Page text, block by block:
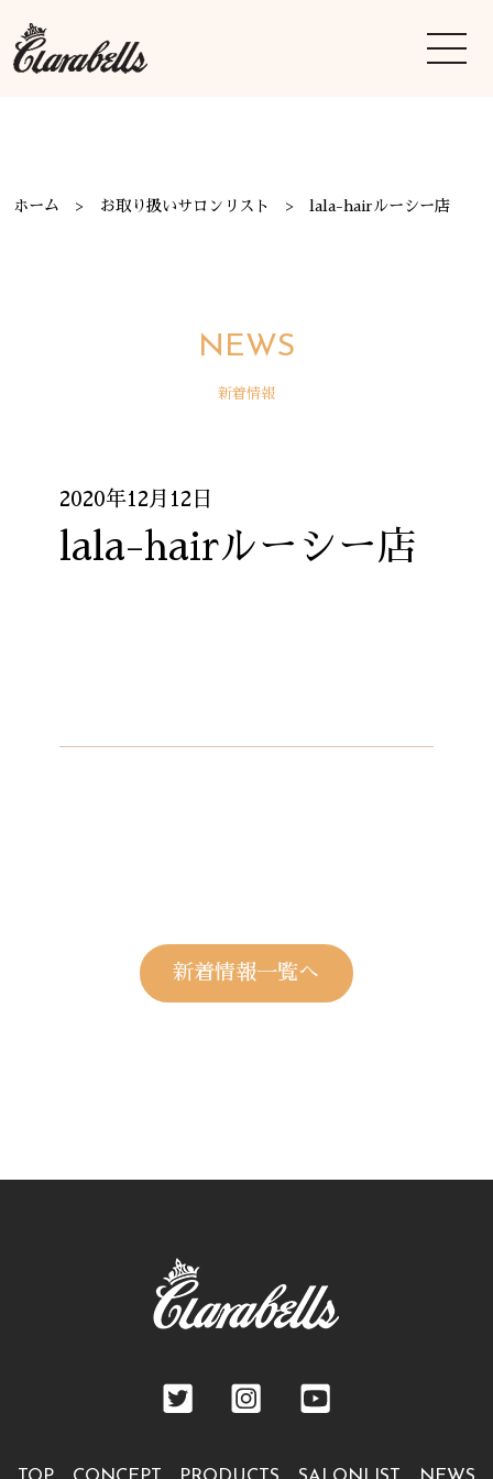
ホーム お取り扱いサロンリスト lala-hairルーシー店
NEWS
新着情報
2020年12月12日
lala-hairルーシー店
新着情報一覧へ